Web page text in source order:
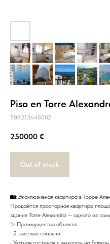
Piso en Torre
509213648002
250000 €
Out of stock
🏡Эксклюзивная квартира в Торре
Продаётся просторная квартира
здания Torre Alexandra — одного из
✨ Преимущества объекта:
• 2 светлые спальни